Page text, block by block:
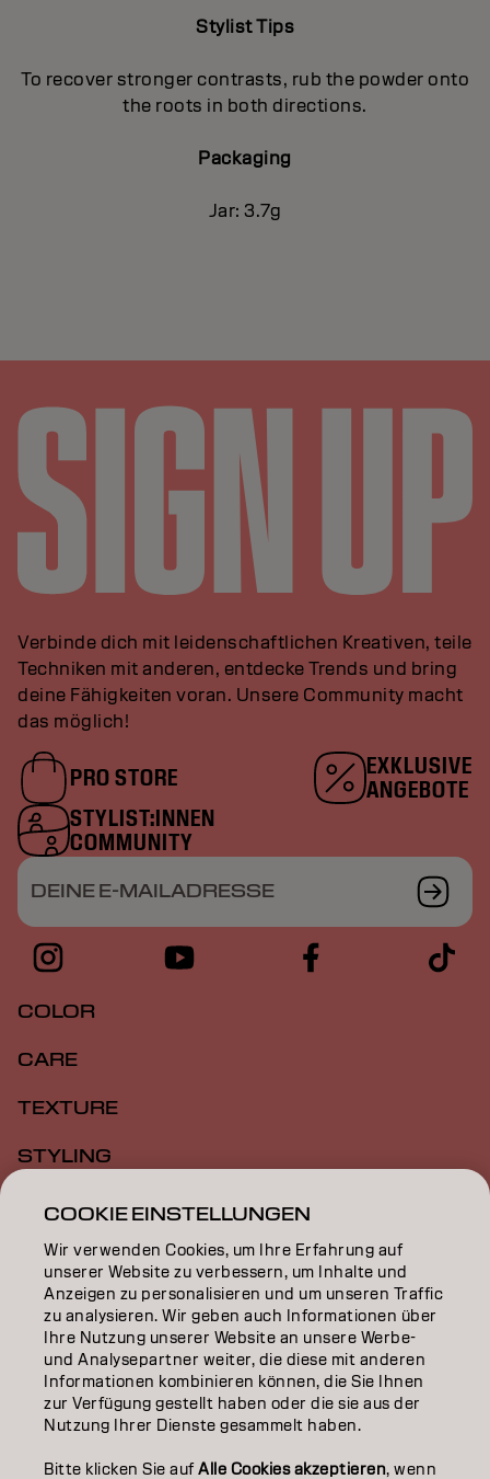
Stylist Tips
To recover stronger contrasts, rub the powder onto
the roots in both directions.
Packaging
Jar: 3.7g
Verbinde dich mit leidenschaftlichen Kreativen, teile
Techniken mit anderen, entdecke Trends und bring
deine Fähigkeiten voran. Unsere Community macht
das möglich!
PRO STORE
EXKLUSIVE
ANGEBOTE
STYLIST:INNEN
COMMUNITY
DEINE E-MAILADRESSE
COLOR
CARE
TEXTURE
STYLING
INSPIRATION
EDUCATION
ÜBER
SALON FINDER
PARTNER WERDEN
COOKIE EINSTELLUNGEN
Wir verwenden Cookies, um Ihre Erfahrung auf
unserer Website zu verbessern, um Inhalte und
Anzeigen zu personalisieren und um unseren Traffic
zu analysieren. Wir geben auch Informationen über
Ihre Nutzung unserer Website an unsere Werbe-
und Analysepartner weiter, die diese mit anderen
Informationen kombinieren können, die Sie Ihnen
zur Verfügung gestellt haben oder die sie aus der
Nutzung Ihrer Dienste gesammelt haben.
Bitte klicken Sie aufAlle Cookies akzeptieren, wenn